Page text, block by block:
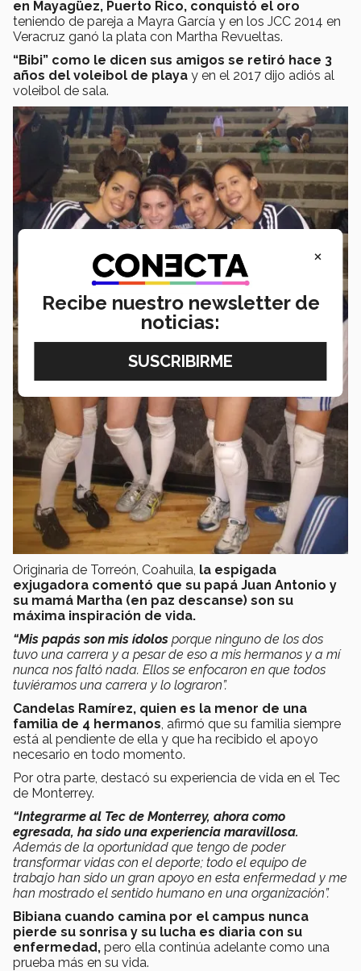
en Mayagüez, Puerto Rico, conquistó el oro
teniendo de pareja a Mayra García y en los JCC 2014 en
Veracruz ganó la plata con Martha Revueltas.
“Bibi” como le dicen sus amigos se retiró hace 3
años del voleibol de playa y en el 2017 dijo adiós al
voleibol de sala.
Originaria de Torreón, Coahuila, la espigada
exjugadora comentó que su papá Juan Antonio y
su mamá Martha (en paz descanse) son su
máxima inspiración de vida.
“Mis papás son mis ídolos porque ninguno de los dos
tuvo una carrera y a pesar de eso a mis hermanos y a mí
nunca nos faltó nada. Ellos se enfocaron en que todos
tuviéramos una carrera y lo lograron”.
Candelas Ramírez, quien es la menor de una
familia de 4 hermanos , afirmó que su familia siempre
está al pendiente de ella y que ha recibido el apoyo
necesario en todo momento.
Por otra parte, destacó su experiencia de vida en el Tec
de Monterrey.
“Integrarme al Tec de Monterrey, ahora como
egresada, ha sido una experiencia maravillosa.
Además de la oportunidad que tengo de poder
transformar vidas con el deporte; todo el equipo de
trabajo han sido un gran apoyo en esta enfermedad y me
han mostrado el sentido humano en una organización”.
Bibiana cuando camina por el campus nunca
pierde su sonrisa y su lucha es diaria con su
enfermedad, pero ella continúa adelante como una
prueba más en su vida.
×
Recibe nuestro newsletter de
noticias: